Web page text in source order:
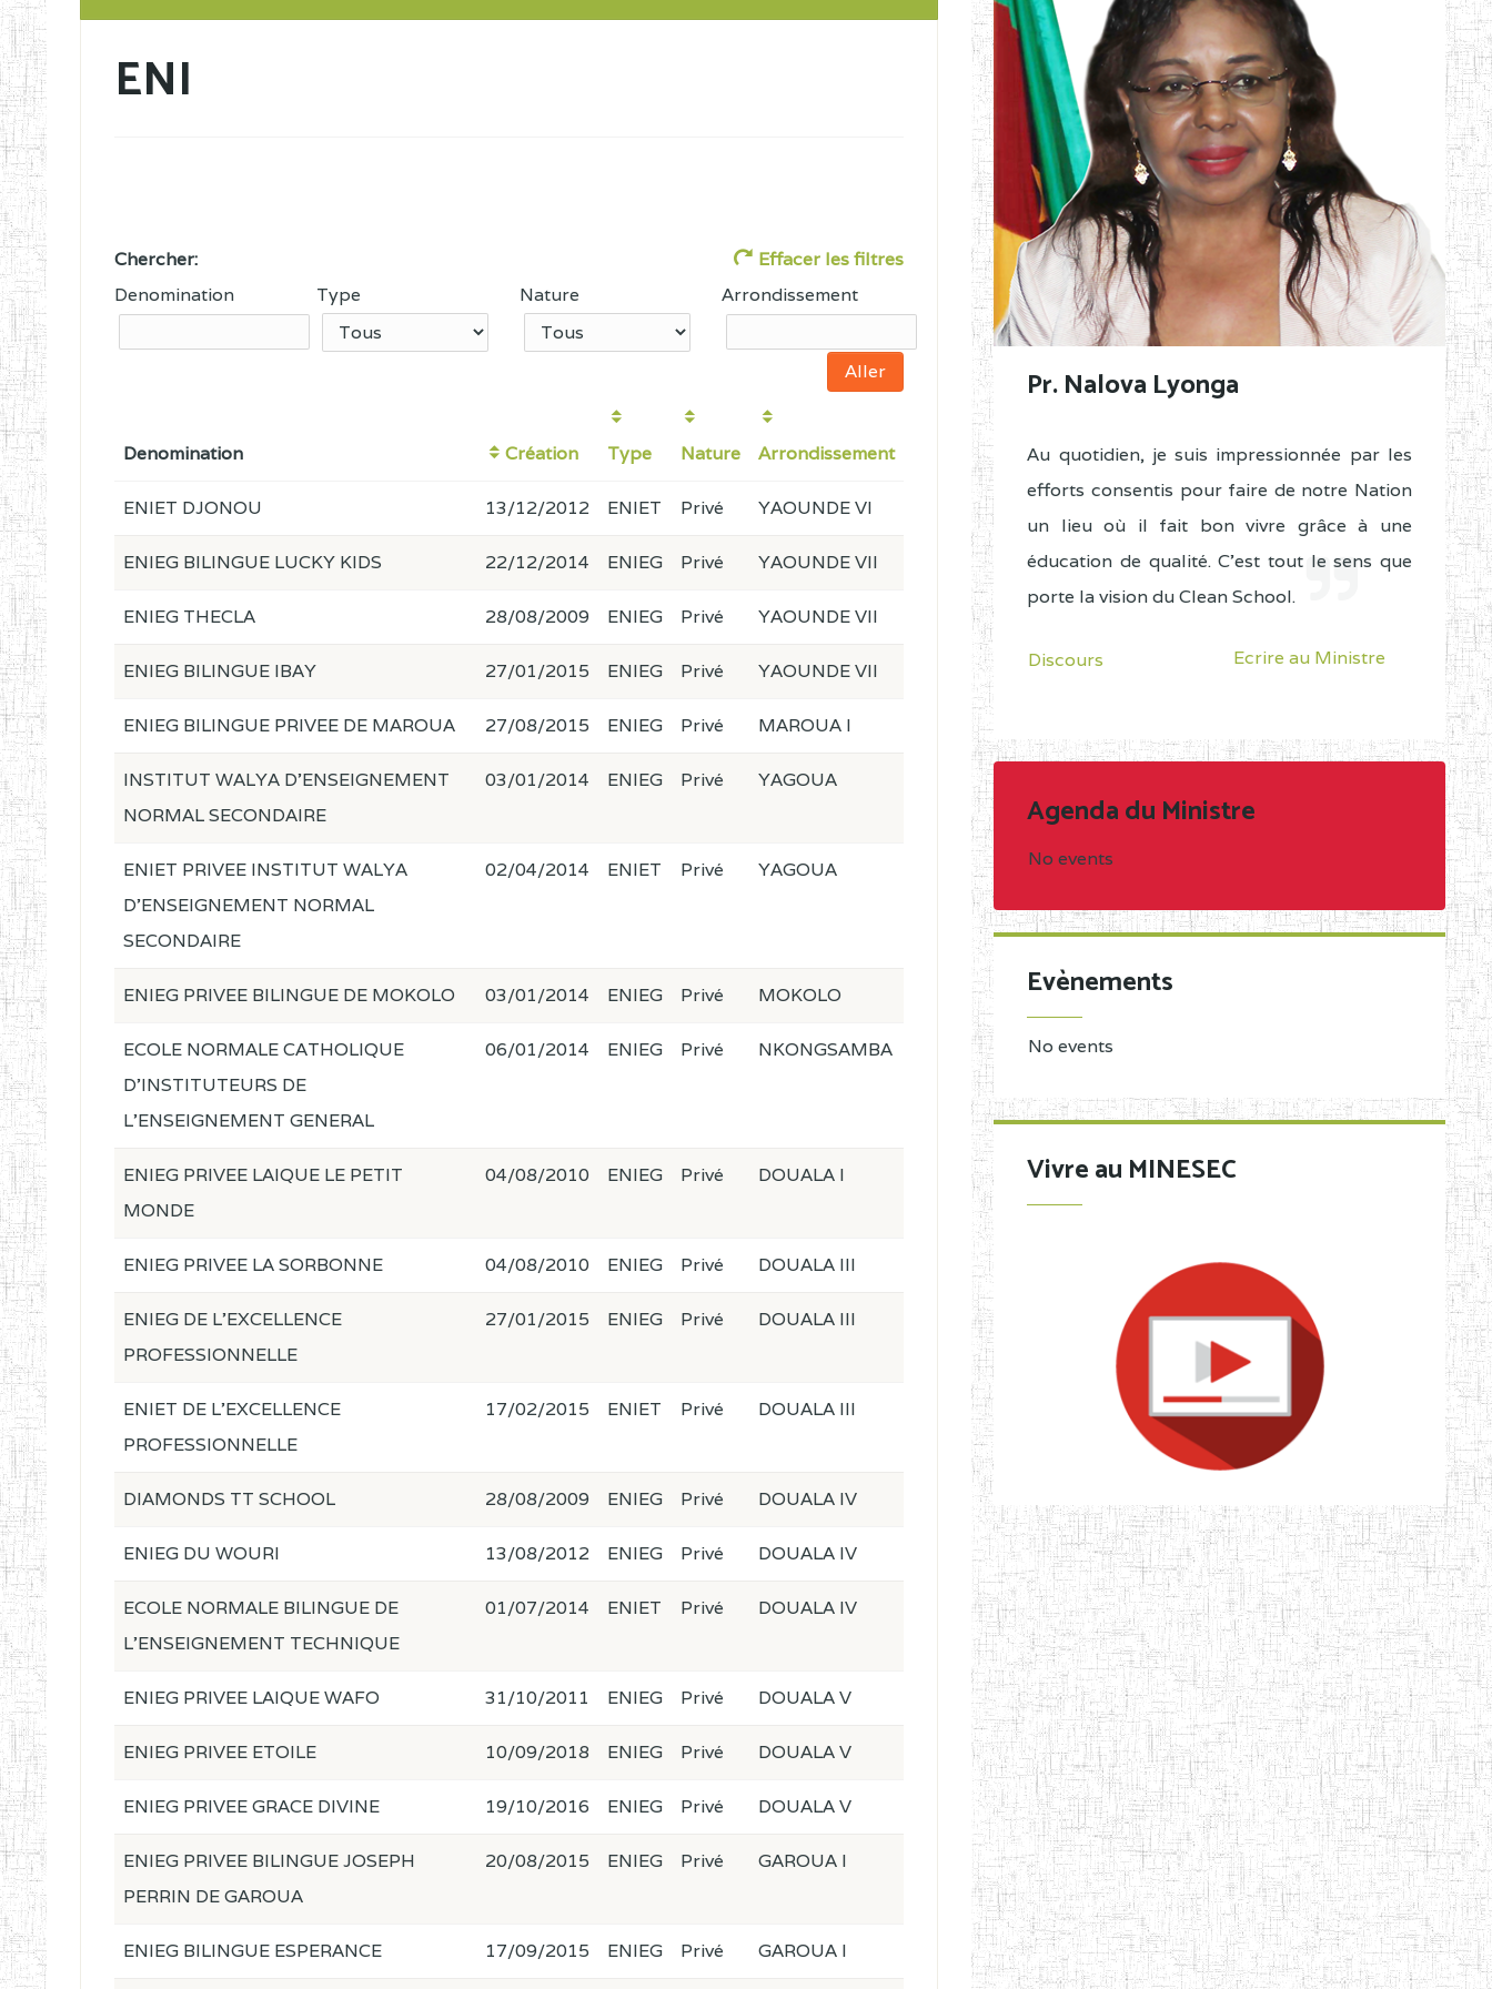
ENI
Chercher:
Effacer les filtres
Denomination
Type Nature Arrondissement
Denomination Création Type Nature Arrondissement
ENIET DJONOU 13/12/2012 ENIET Privé YAOUNDE VI
ENIEG BILINGUE LUCKY KIDS 22/12/2014 ENIEG Privé YAOUNDE VII
ENIEG THECLA 28/08/2009 ENIEG Privé YAOUNDE VII
ENIEG BILINGUE IBAY 27/01/2015 ENIEG Privé YAOUNDE VII
ENIEG BILINGUE PRIVEE DE MAROUA 27/08/2015 ENIEG Privé MAROUA I
INSTITUT WALYA D'ENSEIGNEMENT
NORMAL SECONDAIRE
03/01/2014 ENIEG Privé YAGOUA
ENIET PRIVEE INSTITUT WALYA
D'ENSEIGNEMENT NORMAL
SECONDAIRE
02/04/2014 ENIET Privé YAGOUA
ENIEG PRIVEE BILINGUE DE MOKOLO 03/01/2014 ENIEG Privé MOKOLO
ECOLE NORMALE CATHOLIQUE
D'INSTITUTEURS DE
L'ENSEIGNEMENT GENERAL
06/01/2014 ENIEG Privé NKONGSAMBA
ENIEG PRIVEE LAIQUE LE PETIT
MONDE
04/08/2010 ENIEG Privé DOUALA I
ENIEG PRIVEE LA SORBONNE 04/08/2010 ENIEG Privé DOUALA III
ENIEG DE L'EXCELLENCE
PROFESSIONNELLE
27/01/2015 ENIEG Privé DOUALA III
ENIET DE L'EXCELLENCE
PROFESSIONNELLE
17/02/2015 ENIET Privé DOUALA III
DIAMONDS TT SCHOOL 28/08/2009 ENIEG Privé DOUALA IV
ENIEG DU WOURI 13/08/2012 ENIEG Privé DOUALA IV
ECOLE NORMALE BILINGUE DE
L'ENSEIGNEMENT TECHNIQUE
01/07/2014 ENIET Privé DOUALA IV
ENIEG PRIVEE LAIQUE WAFO 31/10/2011 ENIEG Privé DOUALA V
ENIEG PRIVEE ETOILE 10/09/2018 ENIEG Privé DOUALA V
ENIEG PRIVEE GRACE DIVINE 19/10/2016 ENIEG Privé DOUALA V
ENIEG PRIVEE BILINGUE JOSEPH
PERRIN DE GAROUA
20/08/2015 ENIEG Privé GAROUA I
ENIEG BILINGUE ESPERANCE 17/09/2015 ENIEG Privé GAROUA I
Pr. Nalova Lyonga
Au quotidien, je suis impressionnée par les
efforts consentis pour faire de notre Nation
un lieu où il fait bon vivre grâce à une
éducation de qualité. C'est tout le sens que
porte la vision du Clean School.
Discours Ecrire au Ministre
Agenda du Ministre
No events
Evènements
No events
Vivre au MINESEC